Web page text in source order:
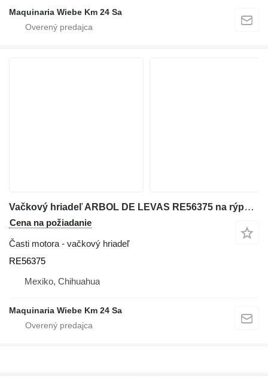
Maquinaria Wiebe Km 24 Sa
Vačkový hriadeľ ARBOL DE LEVAS RE56375 na rýpadla-nakladača John Deere 310G
Cena na požiadanie
Časti motora - vačkový hriadeľ
RE56375
Mexiko, Chihuahua
Maquinaria Wiebe Km 24 Sa